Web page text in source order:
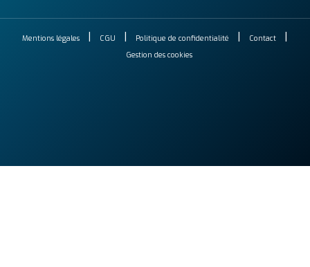
Mentions légales CGU Politique de confidentialité
Contact
Gestion des cookies